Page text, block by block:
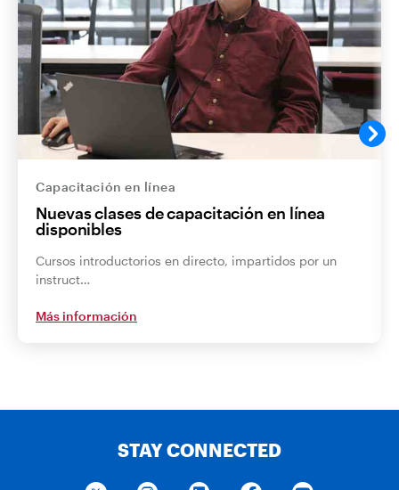
Capacitación en línea
Nuevas clases de capacitación en línea
disponibles
Cursos introductorios en directo, impartidos por un
instruct…
Más información
STAY CONNECTED